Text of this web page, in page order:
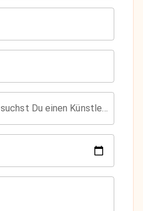
Für welchen Anlass suchst Du einen Künstler?